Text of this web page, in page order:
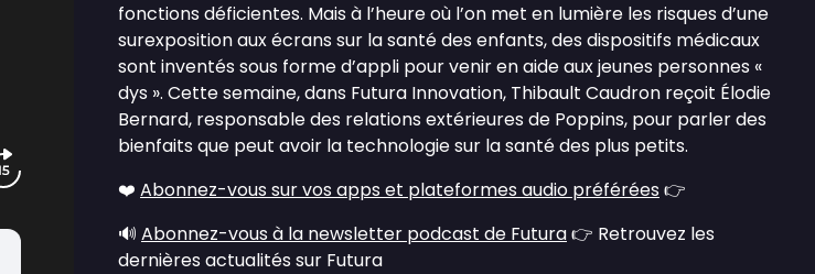
fonctions déficientes. Mais à l’heure où l’on met en lumière les risques d’une
surexposition aux écrans sur la santé des enfants, des dispositifs médicaux
sont inventés sous forme d’appli pour venir en aide aux jeunes personnes «
dys ». Cette semaine, dans Futura Innovation, Thibault Caudron reçoit Élodie
Bernard, responsable des relations extérieures de Poppins, pour parler des
bienfaits que peut avoir la technologie sur la santé des plus petits.
❤️ Abonnez-vous sur vos apps et plateformes audio préférées 👉
🔊 Abonnez-vous à la newsletter podcast de Futura👉 Retrouvez les
dernières actualités sur Futura